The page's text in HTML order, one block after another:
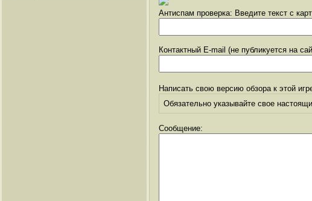
Антиспам проверка: Введите текст с
Контактный E-mail (не публикуется на
Написать свою версию обзора к этой
Обязательно указывайте свое
Сообщение: